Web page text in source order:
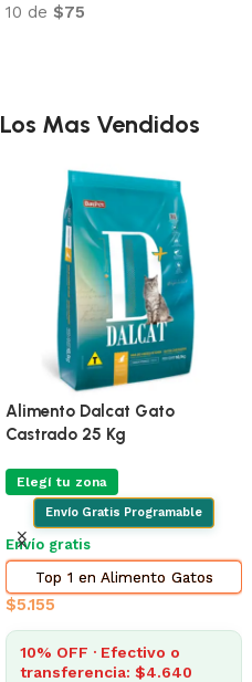
10 de $75
Los Mas Vendidos
Alimento Dalcat Gato
Castrado 25 Kg
Elegí tu zona
Envío Gratis Programable
Envío gratis
Top 1 en Alimento Gatos
$5.155
10% OFF · Efectivo o
transferencia: $4.640